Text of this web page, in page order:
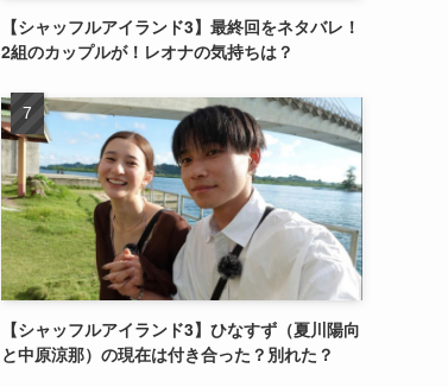
【シャッフルアイランド3】最終回をネタバレ！
2組のカップルが！レオナの気持ちは？
【シャッフルアイランド3】ひなすず（夏川陽向
と中原涼那）の現在は付き合った？別れた？